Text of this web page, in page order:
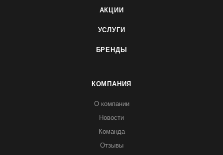
АКЦИИ
УСЛУГИ
БРЕНДЫ
КОМПАНИЯ
О компании
Новости
Команда
Отзывы